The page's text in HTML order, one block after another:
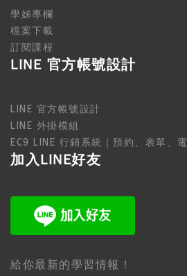
學姊專欄
檔案下載
訂閱課程
LINE 官方帳號設計
LINE 官方帳號設計
LINE 外掛模組
EC9 LINE 行銷系統｜預約、表單、
加入LINE好友
給你最新的學習情報！